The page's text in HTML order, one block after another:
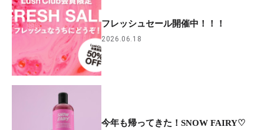
フレッシュセール開催中！！！
2026.06.18
今年も帰ってきた！SNOW FAIRY♡